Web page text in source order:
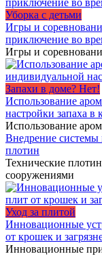
Уборка с детьми
Игры и
приключение во
Игры и
Запахи в доме? Нет!
Использование
настройки запаха в
Использование
Внедрение системы
плотин
Технические
сооружениями
Уход за плитой
Инновационные
от крошек и
Инновационные